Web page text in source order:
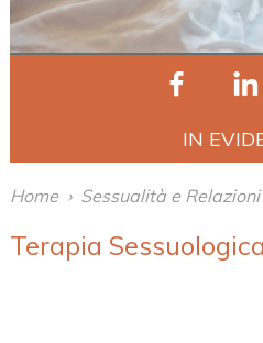
IN
Home› Sessualità e Relazioni
Terapia Sessuologica